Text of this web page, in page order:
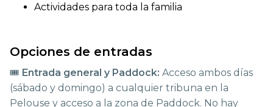
Actividades para toda la familia
Opciones de entradas
🎟️ Entrada general y Paddock: Acceso ambos días
(sábado y domingo) a cualquier tribuna en la
Pelouse y acceso a la zona de Paddock. No hay